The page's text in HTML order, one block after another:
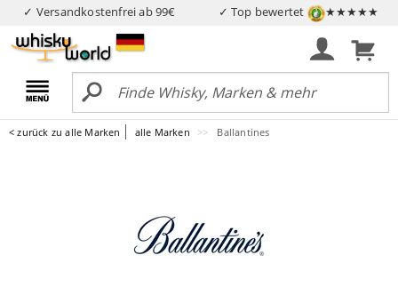
✓ Versandkostenfrei ab 99€ ✓ Top bewertet ★★★★★
< zurück zu alle Marken alle Marken Ballantines